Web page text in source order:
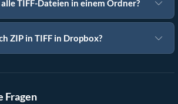
TIFF-Dateien in einem Ordner?
ZIP in TIFF in Dropbox?
Fragen